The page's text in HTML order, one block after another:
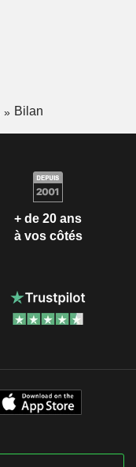
Bilan
+ de 20 ans
à vos côtés